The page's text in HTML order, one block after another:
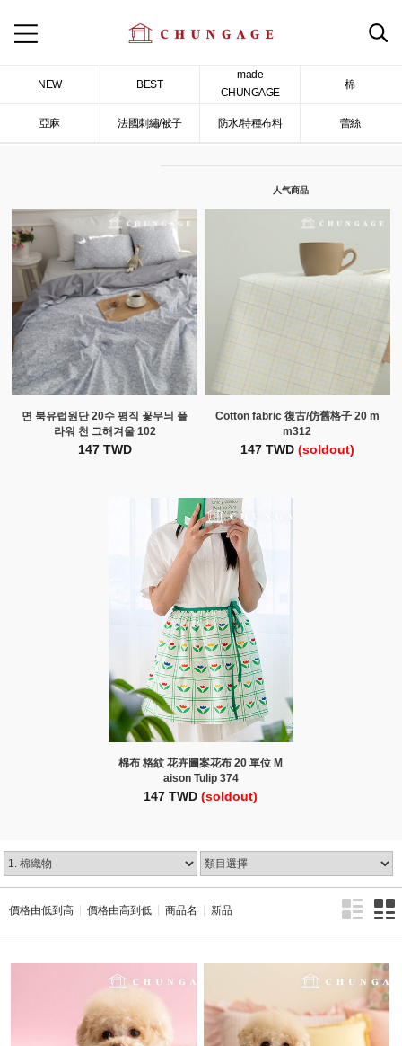
NEW BEST
made
CHUNGAGE
棉
亞麻 法國刺繡/被子 防水/特種布料 蕾絲
人气商品
면 북유럽원단 20수 평직 꽃무늬 플
라워 천 그해겨울 102
147 TWD
Cotton fabric 復古/仿舊格子 20 m
m312
147 TWD (soldout)
棉布 格紋 花卉圖案花布 20 單位 M
aison Tulip 374
147 TWD(soldout)
價格由低到高 價格由高到低 商品名 新品